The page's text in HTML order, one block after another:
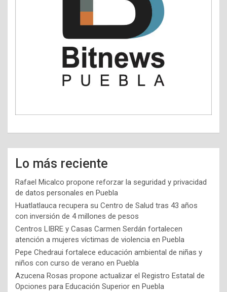
Lo más reciente
Rafael Micalco propone reforzar la seguridad y privacidad
de datos personales en Puebla
Huatlatlauca recupera su Centro de Salud tras 43 años
con inversión de 4 millones de pesos
Centros LIBRE y Casas Carmen Serdán fortalecen
atención a mujeres víctimas de violencia en Puebla
Pepe Chedraui fortalece educación ambiental de niñas y
niños con curso de verano en Puebla
Azucena Rosas propone actualizar el Registro Estatal de
Opciones para Educación Superior en Puebla